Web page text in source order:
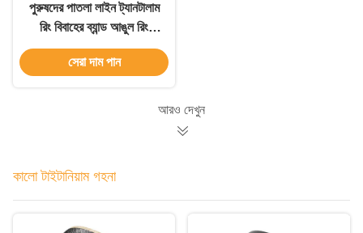
পুরুষদের পাতলা লাইন ট্যানটালাম
রিং বিবাহের ব্যান্ড আঙুল রিং
টাইটানিয়াম ইস্পাত কালো রিং
সেরা দাম পান
আরও দেখুন
কালো টাইটানিয়াম গহনা